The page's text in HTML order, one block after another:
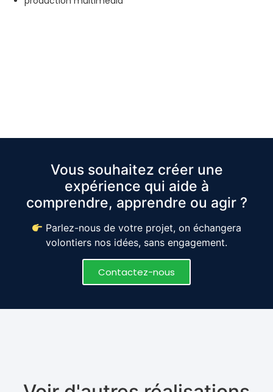
Vous souhaitez créer une
expérience qui aide à
comprendre, apprendre ou agir ?
Parlez-nous de votre projet, on échangera
volontiers nos idées, sans engagement.
Contactez-nous